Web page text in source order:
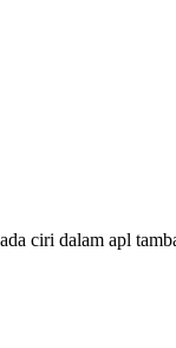
ciri dalam apl